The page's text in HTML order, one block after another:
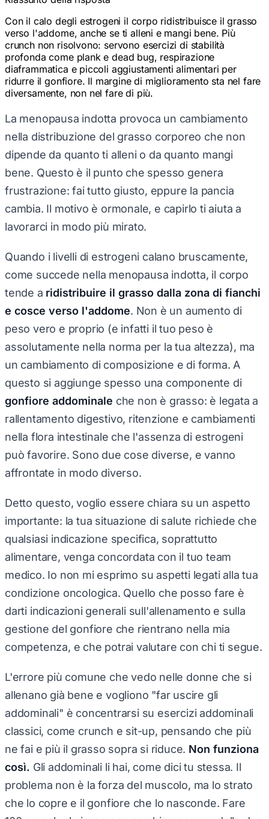
Con il calo degli estrogeni il corpo ridistribuisce il grasso
verso l'addome, anche se ti alleni e mangi bene. Più
crunch non risolvono: servono esercizi di stabilità
profonda come plank e dead bug, respirazione
diaframmatica e piccoli aggiustamenti alimentari per
ridurre il gonfiore. Il margine di miglioramento sta nel fare
diversamente, non nel fare di più.
La menopausa indotta provoca un cambiamento
nella distribuzione del grasso corporeo che non
dipende da quanto ti alleni o da quanto mangi
bene. Questo è il punto che spesso genera
frustrazione: fai tutto giusto, eppure la pancia
cambia. Il motivo è ormonale, e capirlo ti aiuta a
lavorarci in modo più mirato.
Quando i livelli di estrogeni calano bruscamente,
come succede nella menopausa indotta, il corpo
tende a ridistribuire il grasso dalla zona di fianchi
e cosce verso l'addome. Non è un aumento di
peso vero e proprio (e infatti il tuo peso è
assolutamente nella norma per la tua altezza), ma
un cambiamento di composizione e di forma. A
questo si aggiunge spesso una componente di
gonfiore addominale che non è grasso: è legata a
rallentamento digestivo, ritenzione e cambiamenti
nella flora intestinale che l'assenza di estrogeni
può favorire. Sono due cose diverse, e vanno
affrontate in modo diverso.
Detto questo, voglio essere chiara su un aspetto
importante: la tua situazione di salute richiede che
qualsiasi indicazione specifica, soprattutto
alimentare, venga concordata con il tuo team
medico. Io non mi esprimo su aspetti legati alla tua
condizione oncologica. Quello che posso fare è
darti indicazioni generali sull'allenamento e sulla
gestione del gonfiore che rientrano nella mia
competenza, e che potrai valutare con chi ti segue.
L'errore più comune che vedo nelle donne che si
allenano già bene e vogliono "far uscire gli
addominali" è concentrarsi su esercizi addominali
classici, come crunch e sit-up, pensando che più
ne fai e più il grasso sopra si riduce. Non funziona
così. Gli addominali li hai, come dici tu stessa. Il
problema non è la forza del muscolo, ma lo strato
che lo copre e il gonfiore che lo nasconde. Fare